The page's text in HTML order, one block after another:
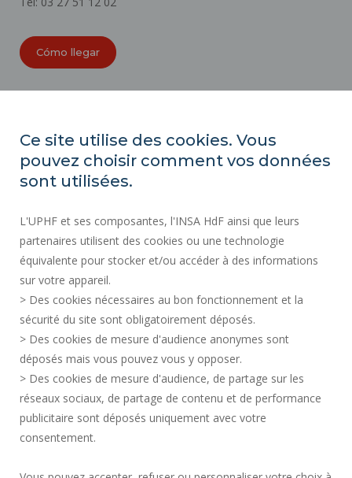
Cómo llegar
ÍNDICE DE IGUALDAD PROFESIONAL
MAPA DEL SITIO
DATOS PERSONALES
CONTRATACIÓN PÚBLICA
INFORMACIÓN LEGAL
CONTRATACIÓN
CRÉDITOS
SALA DE PRENSA
SERVICIOS PÚBLICOS +
CONTACTOS
GESTIÓN DE COOKIES
Ce site utilise des cookies. Vous
pouvez choisir comment vos données
sont utilisées.
L'UPHF et ses composantes, l'INSA HdF ainsi que leurs
partenaires utilisent des cookies ou une technologie
équivalente pour stocker et/ou accéder à des informations
sur votre appareil.
> Des cookies nécessaires au bon fonctionnement et la
sécurité du site sont obligatoirement déposés.
> Des cookies de mesure d'audience anonymes sont
déposés mais vous pouvez vous y opposer.
> Des cookies de mesure d'audience, de partage sur les
réseaux sociaux, de partage de contenu et de performance
publicitaire sont déposés uniquement avec votre
consentement.